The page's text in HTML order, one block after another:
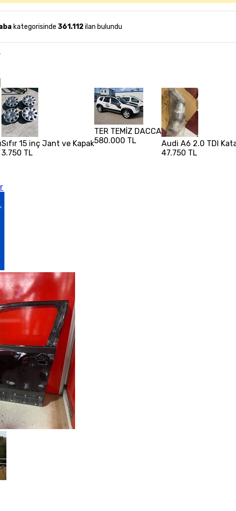
kategorisinde 361.112ilan bulundu
Sıfır 15 inç Jant ve Kapak
3.750 TL
TER TEMİZ DACCA
580.000 TL
Audi A6 2.0 TDI
47.750 TL